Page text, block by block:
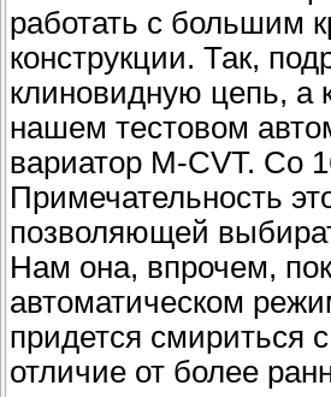
работать с большим
конструкции. Так,
клиновидную цепь, а
нашем тестовом
вариатор M-CVT. Со
Примечательность
позволяющей
Нам она, впрочем,
автоматическом
придется смириться
отличие от более